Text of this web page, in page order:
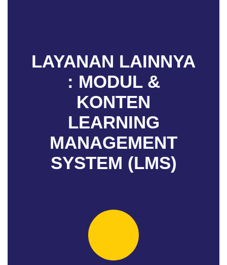
LAYANAN LAINNYA
: MODUL &
KONTEN
LEARNING
MANAGEMENT
SYSTEM (LMS)